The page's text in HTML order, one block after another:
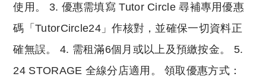
使用。 3. 優惠需填寫 Tutor Circle 尋補專用優惠
碼「TutorCircle24」作核對，並確保一切資料正
確無誤。 4. 需租滿6個月或以上及預繳按金。 5.
24 STORAGE 全線分店適用。 領取優惠方式：